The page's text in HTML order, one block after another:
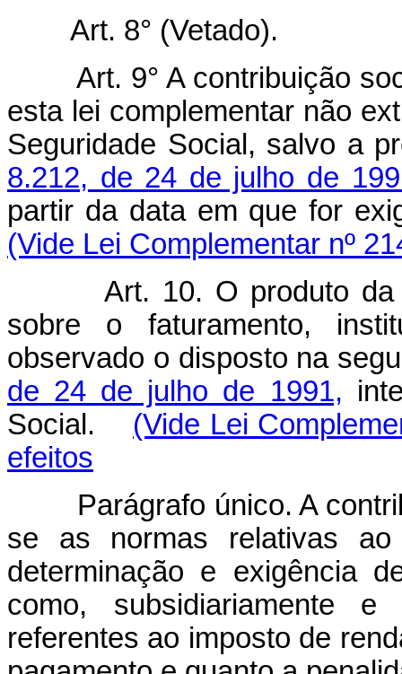
Art. 8° (Vetado).
Art. 9° A contribuição
esta lei complementar não
Seguridade Social, salvo a
8.212, de 24 de julho de
partir da data em que for
(Vide Lei Complementar nº
Art. 10. O produto
sobre o faturamento,
observado o disposto na
de 24 de julho de 1991,
Social. (Vide Lei
efeitos
Parágrafo único. A
se as normas relativas ao
determinação e exigência
como, subsidiariamente
referentes ao imposto de